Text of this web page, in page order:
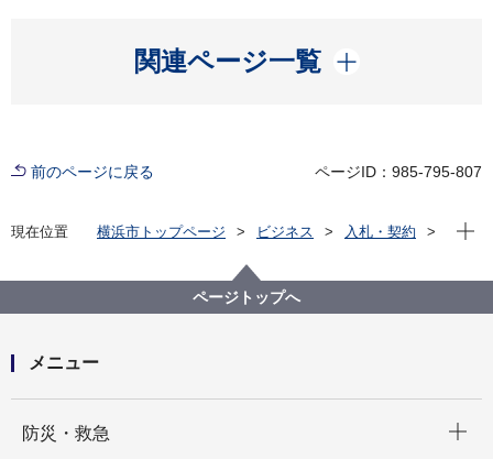
関連ページ一覧
開く
前のページに戻る ページID：985-795-807
現在位置 横浜市トップページ ビジネス
入札・契約
【見積合わせ結果掲載】RPA 操作研修業務委託
現在
ページトップへ
メニュー
防災・救急